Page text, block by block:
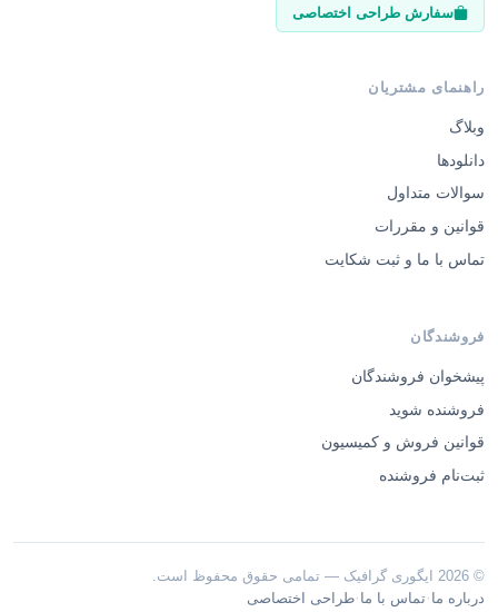
سفارش طراحی اختصاصی
راهنمای مشتریان
وبلاگ
دانلودها
سوالات متداول
قوانین و مقررات
تماس با ما و ثبت شکایت
فروشندگان
پیشخوان فروشندگان
فروشنده شوید
قوانین فروش و کمیسیون
ثبت‌نام فروشنده
© 2026 ایگوری گرافیک — تمامی حقوق محفوظ است.
درباره ما ·تماس با ما ·طراحی اختصاصی